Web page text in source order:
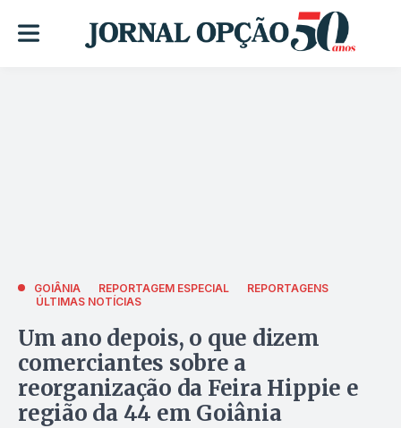
GOIÂNIA REPORTAGEM ESPECIAL
REPORTAGENS
ÚLTIMAS NOTÍCIAS
Um ano depois, o que dizem
comerciantes sobre a
reorganização da Feira Hippie e
região da 44 em Goiânia